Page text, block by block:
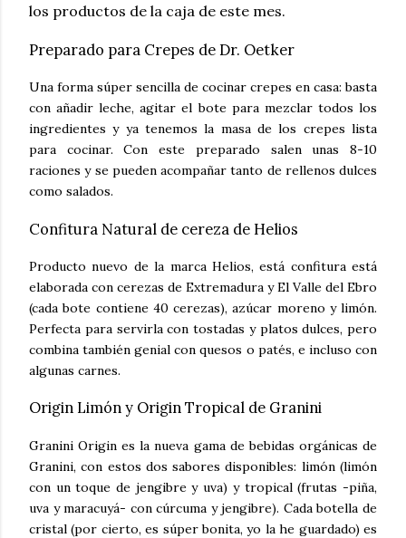
los productos de la caja de este mes.
Preparado para Crepes de Dr. Oetker
Una forma súper sencilla de cocinar crepes en casa: basta
con añadir leche, agitar el bote para mezclar todos los
ingredientes y ya tenemos la masa de los crepes lista
para cocinar. Con este preparado salen unas 8-10
raciones y se pueden acompañar tanto de rellenos dulces
como salados.
Confitura Natural de cereza de Helios
Producto nuevo de la marca Helios, está confitura está
elaborada con cerezas de Extremadura y El Valle del Ebro
(cada bote contiene 40 cerezas), azúcar moreno y limón.
Perfecta para servirla con tostadas y platos dulces, pero
combina también genial con quesos o patés, e incluso con
algunas carnes.
Origin Limón y Origin Tropical de Granini
Granini Origin es la nueva gama de bebidas orgánicas de
Granini, con estos dos sabores disponibles: limón (limón
con un toque de jengibre y uva) y tropical (frutas -piña,
uva y maracuyá- con cúrcuma y jengibre). Cada botella de
cristal (por cierto, es súper bonita, yo la he guardado) es